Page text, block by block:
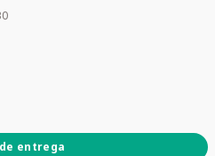
entrega